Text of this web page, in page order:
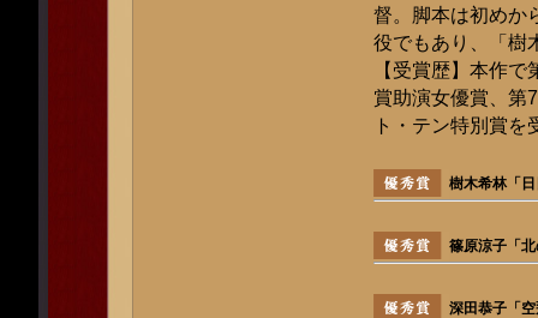
督。脚本は初めか
役でもあり、「樹
【受賞歴】本作
賞助演女優賞、第
ト・テン特別賞を
樹木希林「
篠原涼子「
深田恭子「